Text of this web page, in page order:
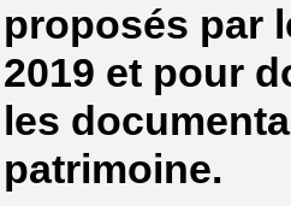
proposés par
2019 et pour
les
patrimoine.